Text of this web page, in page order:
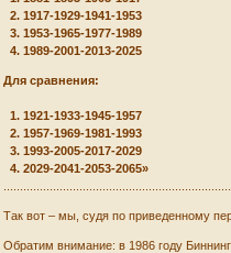
2. 1917-1929-1941-1953
3. 1953-1965-1977-1989
4. 1989-2001-2013-2025
Для сравнения:
1. 1921-1933-1945-1957
2. 1957-1969-1981-1993
3. 1993-2005-2017-2029
4. 2029-2041-2053-2065»
Так вот – мы, судя по приведенному
Обратим внимание: в 1986 году